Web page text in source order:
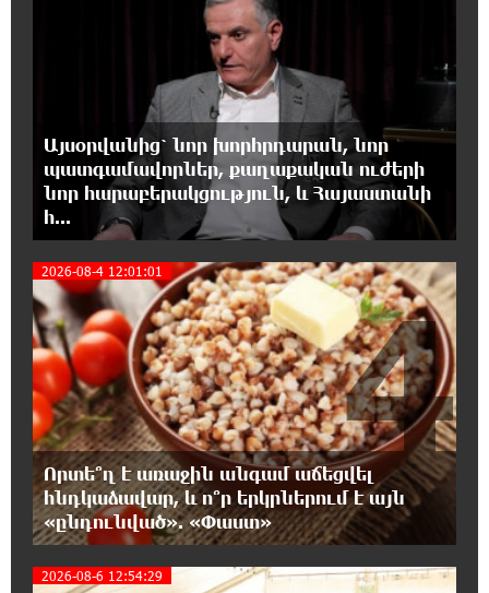
0:35:27 8-08-2026
Հայ ուշուիստները 37 մեդալ են նվաճել
միջազգային մրցաշարում
0:17:18 8-08-2026
ԱՄՆ Սենատը մեծամասնությամբ ընդունել է
Ռուսաստանի և Իրանի դեմ
պատժամիջոցների ընդլայնման օրինագիծը
0:00:14 8-08-2026
Երգչուհի Բեյոնսեն ​​4 դատական հայց է
ներկայացրել Թուրքիայում
23:41:24 7-08-2026
Երևանյան լճում իրականացվել են մաքրման
աշխատանքներ
23:22:54 7-08-2026
Իտալական Սիցիլիա կղզում ժայթքել է
Էտնա հրաբուխը
22:59:55 7-08-2026
Այսօրվանից՝ նոր խորհրդարան, նոր
պատգամավորներ, քաղաքական ուժերի
նոր հարաբերակցություն, և Հայաստանի
հ...
3
2026-08-4 12:01:01
Որտե՞ղ է առաջին անգամ աճեցվել
հնդկաձավար, և ո՞ր երկրներում է այն
«ընդունված». «Փաստ»
4
2026-08-6 12:54:29